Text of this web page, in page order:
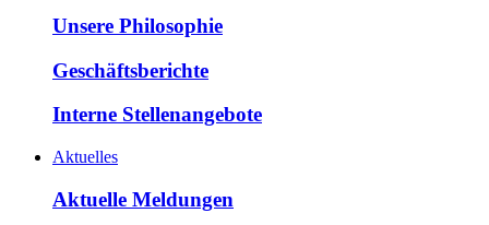
Unsere Philosophie
Geschäftsberichte
Interne Stellenangebote
Aktuelles
Aktuelle Meldungen